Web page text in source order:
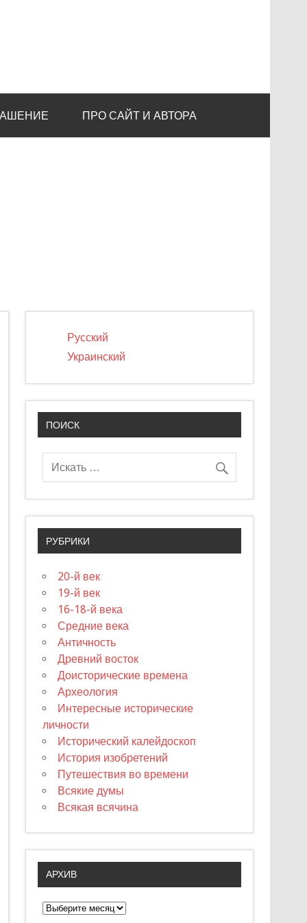
ПРО САЙТ И АВТОРА
Русский
Украинский
ПОИСК
РУБРИКИ
20-й век
19-й век
16-18-й века
Средние века
Античность
Древний восток
Доисторические времена
Археология
Интересные исторические
личности
Исторический калейдоскоп
История изобретений
Путешествия во времени
Всякие думы
Всякая всячина
АРХИВ
А
р